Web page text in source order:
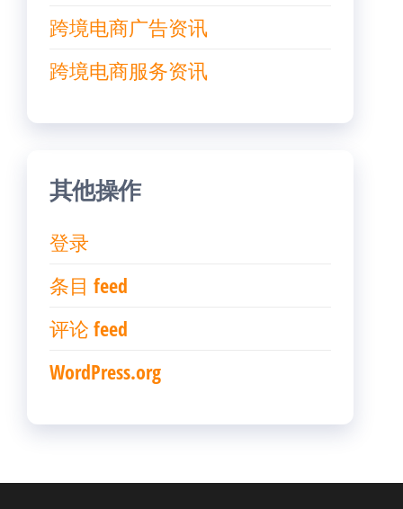
跨境电商广告资讯
跨境电商服务资讯
其他操作
登录
条目 feed
评论 feed
WordPress.org